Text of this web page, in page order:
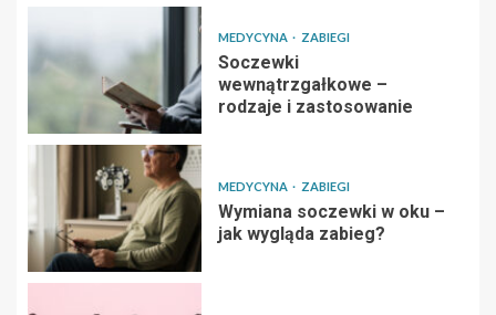
MEDYCYNA ZABIEGI
Soczewki
wewnątrzgałkowe –
rodzaje i zastosowanie
MEDYCYNA ZABIEGI
Wymiana soczewki w oku –
jak wygląda zabieg?